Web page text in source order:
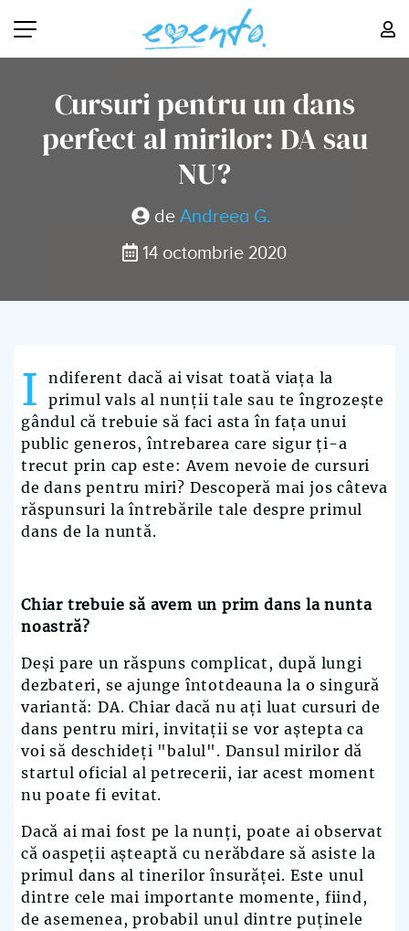
Cursuri pentru un dans
perfect al mirilor: DA sau
NU?
de Andreea G.
14 octombrie 2020
I
ndiferent dacă ai visat toată viața la
primul vals al nunții tale sau te îngrozește
gândul că trebuie să faci asta în fața unui
public generos, întrebarea care sigur ți-a
trecut prin cap este: Avem nevoie de cursuri
de dans pentru miri? Descoperă mai jos câteva
răspunsuri la întrebările tale despre primul
dans de la nuntă.
Chiar trebuie să avem un prim dans la nunta
noastră?
Deși pare un răspuns complicat, după lungi
dezbateri, se ajunge întotdeauna la o singură
variantă: DA. Chiar dacă nu ați luat cursuri de
dans pentru miri, invitații se vor aștepta ca
voi să deschideți "balul". Dansul mirilor dă
startul oficial al petrecerii, iar acest moment
nu poate fi evitat.
Dacă ai mai fost pe la nunți, poate ai observat
că oaspeții așteaptă cu nerăbdare să asiste la
primul dans al tinerilor însurăței. Este unul
dintre cele mai importante momente, fiind,
de asemenea, probabil unul dintre puținele